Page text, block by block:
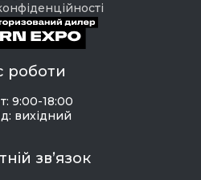
роботи
9:00-18:00
вихідний
зв’язок